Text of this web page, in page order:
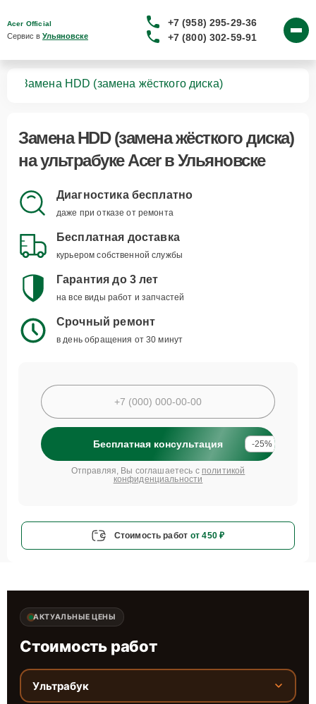
Acer Official
Сервис в Ульяновске
+7 (958) 295-29-36
+7 (800) 302-59-91
Замена HDD (замена жёсткого диска)
Замена HDD (замена жёсткого диска)
на ультрабуке Acer в Ульяновске
Диагностика бесплатно
даже при отказе от ремонта
Бесплатная доставка
курьером собственной службы
Гарантия до 3 лет
на все виды работ и запчастей
Срочный ремонт
в день обращения от 30 минут
Бесплатная консультация -25%
Отправляя, Вы соглашаетесь с политикой
конфиденциальности
Стоимость работ от 450 ₽
АКТУАЛЬНЫЕ ЦЕНЫ
Стоимость работ
Ультрабук